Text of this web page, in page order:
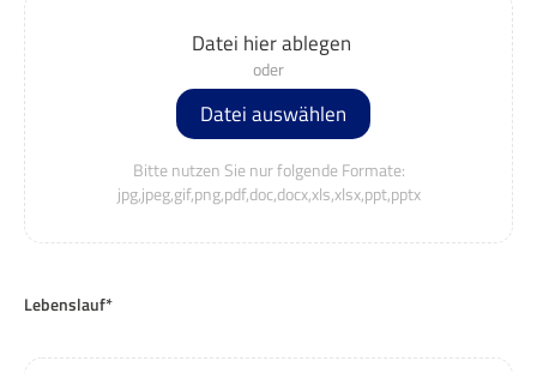
Datei hier ablegen
Datei auswählen
Bitte nutzen Sie nur folgende Formate:
jpg,jpeg,gif,png,pdf,doc,docx,xls,xlsx,ppt,pptx
Lebenslauf*